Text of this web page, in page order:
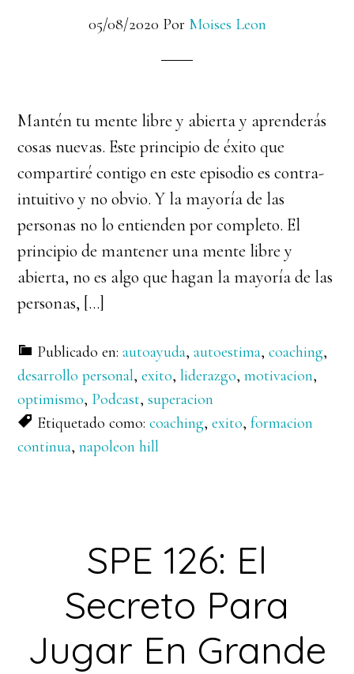
05/08/2020 Por Moises Leon
Mantén tu mente libre y abierta y aprenderás
cosas nuevas. Este principio de éxito que
compartiré contigo en este episodio es contra-
intuitivo y no obvio. Y la mayoría de las
personas no lo entienden por completo. El
principio de mantener una mente libre y
abierta, no es algo que hagan la mayoría de las
personas, […]
Publicado en:autoayuda,autoestima,coaching,
desarrollo personal,exito,liderazgo,motivacion,
optimismo, Podcast,superacion
Etiquetado como:coaching,exito,formacion
continua,napoleon hill
SPE 126: El
Secreto Para
Jugar En Grande